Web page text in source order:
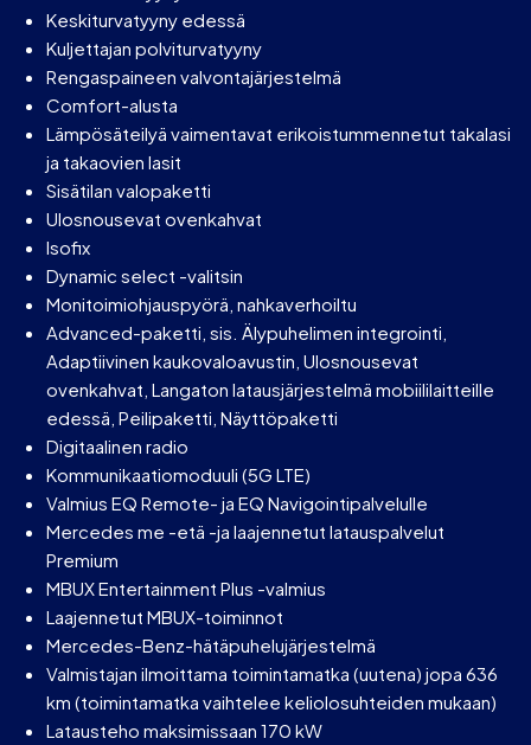
Keskiturvatyyny edessä
Kuljettajan polviturvatyyny
Rengaspaineen valvontajärjestelmä
Comfort-alusta
Lämpösäteilyä vaimentavat erikoistummennetut takalasi
ja takaovien lasit
Sisätilan valopaketti
Ulosnousevat ovenkahvat
Isofix
Dynamic select -valitsin
Monitoimiohjauspyörä, nahkaverhoiltu
Advanced-paketti, sis. Älypuhelimen integrointi,
Adaptiivinen kaukovaloavustin, Ulosnousevat
ovenkahvat, Langaton latausjärjestelmä mobiililaitteille
edessä, Peilipaketti, Näyttöpaketti
Digitaalinen radio
Kommunikaatiomoduuli (5G LTE)
Valmius EQ Remote- ja EQ Navigointipalvelulle
Mercedes me -etä -ja laajennetut latauspalvelut
Premium
MBUX Entertainment Plus -valmius
Laajennetut MBUX-toiminnot
Mercedes-Benz-hätäpuhelujärjestelmä
Valmistajan ilmoittama toimintamatka (uutena) jopa 636
km (toimintamatka vaihtelee keliolosuhteiden mukaan)
Latausteho maksimissaan 170 kW